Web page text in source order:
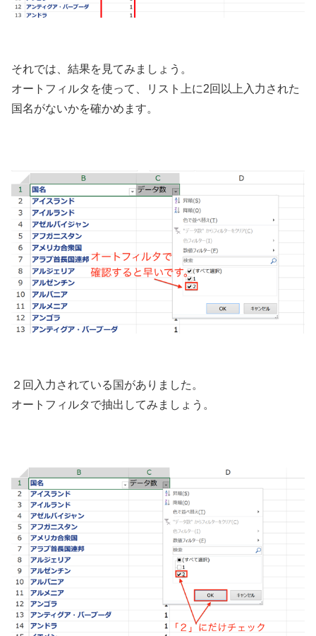
それでは、結果を見てみましょう。
オートフィルタを使って、リスト上に2回以上入力された
国名がないかを確かめます。
２回入力されている国がありました。
オートフィルタで抽出してみましょう。